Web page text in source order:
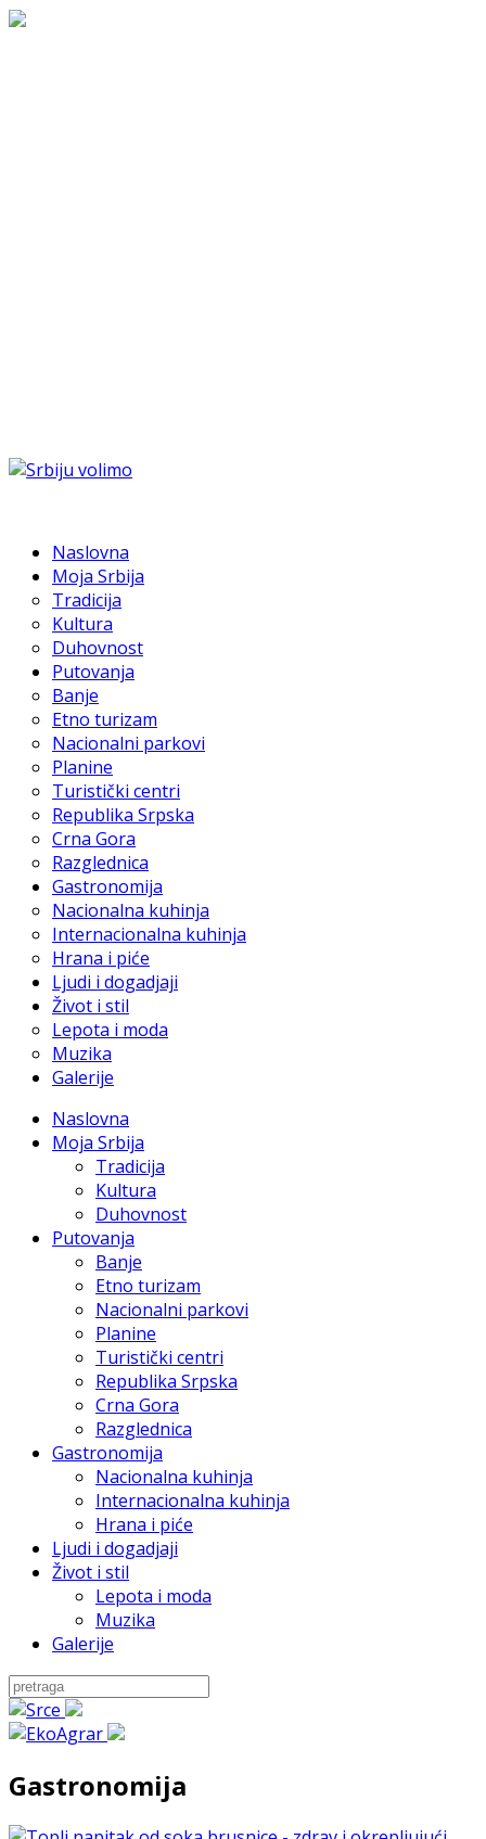
Naslovna
Moja Srbija
Tradicija
Kultura
Duhovnost
Putovanja
Banje
Etno turizam
Nacionalni parkovi
Planine
Turistički centri
Republika Srpska
Crna Gora
Razglednica
Gastronomija
Nacionalna kuhinja
Internacionalna kuhinja
Hrana i piće
Ljudi i dogadjaji
Život i stil
Lepota i moda
Muzika
Galerije
Naslovna
Moja Srbija
Tradicija
Kultura
Duhovnost
Putovanja
Banje
Etno turizam
Nacionalni parkovi
Planine
Turistički centri
Republika Srpska
Crna Gora
Razglednica
Gastronomija
Nacionalna kuhinja
Internacionalna kuhinja
Hrana i piće
Ljudi i dogadjaji
Život i stil
Lepota i moda
Muzika
Galerije
Gastronomija